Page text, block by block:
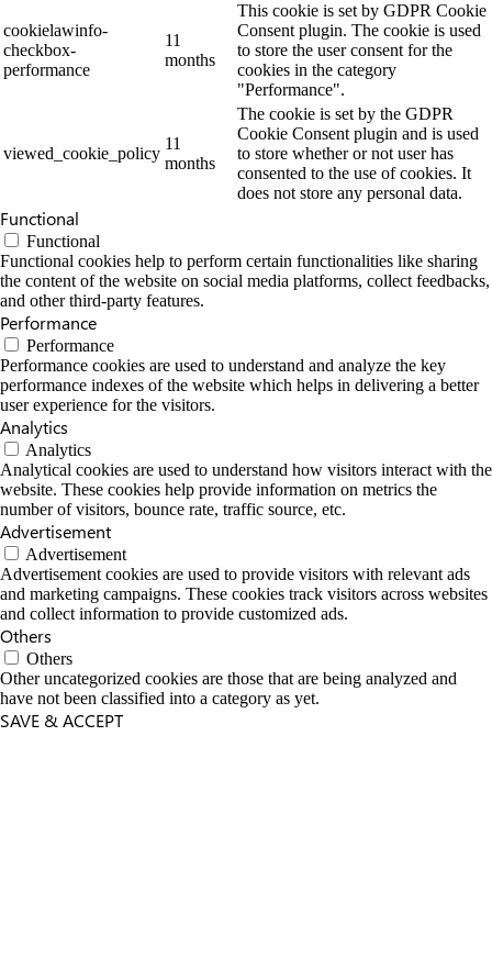
cookielawinfo-
checkbox-
performance
11
months
This cookie is set by GDPR Cookie
Consent plugin. The cookie is used
to store the user consent for the
cookies in the category
"Performance".
viewed_cookie_policy
11
months
The cookie is set by the GDPR
Cookie Consent plugin and is used
to store whether or not user has
consented to the use of cookies. It
does not store any personal data.
Functional
Functional
Functional cookies help to perform certain functionalities like sharing
the content of the website on social media platforms, collect feedbacks,
and other third-party features.
Performance
Performance
Performance cookies are used to understand and analyze the key
performance indexes of the website which helps in delivering a better
user experience for the visitors.
Analytics
Analytics
Analytical cookies are used to understand how visitors interact with the
website. These cookies help provide information on metrics the
number of visitors, bounce rate, traffic source, etc.
Advertisement
Advertisement
Advertisement cookies are used to provide visitors with relevant ads
and marketing campaigns. These cookies track visitors across websites
and collect information to provide customized ads.
Others
Others
Other uncategorized cookies are those that are being analyzed and
have not been classified into a category as yet.
SAVE & ACCEPT